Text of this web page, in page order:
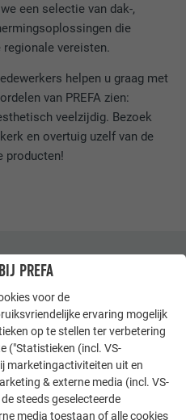
een selectie van dak-,
die
vereisten.
helpen u graag met
van PREFA zien:
veelzijdig. Bezoek
en overtuig uzelf van de
producten!
PREFA
voor de
ervaring mogelijk
op te stellen ter verbetering
("Statistieken (incl. VS-
marketingactiviteiten uit en
& externe media (incl. VS-
steeds geselecteerde
media toestaan of alle cookies